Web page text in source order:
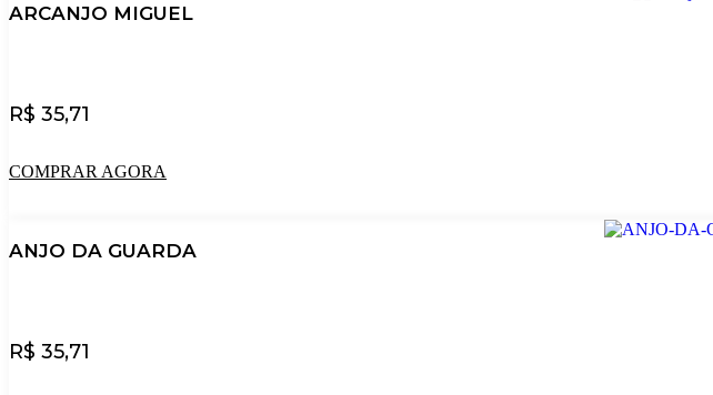
ARCANJO MIGUEL
R$ 35,71
COMPRAR AGORA
ANJO DA GUARDA
R$ 35,71